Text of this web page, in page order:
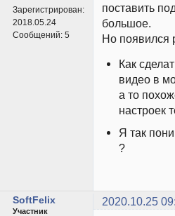
Зарегистрирован:
2018.05.24
Сообщений: 5
поставить
большое.
Но появился
Как
видео в
а то
настроек
Я так
?
SoftFelix 2020.10.25
Участник